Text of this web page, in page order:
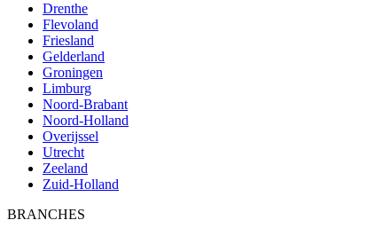
Drenthe
Flevoland
Friesland
Gelderland
Groningen
Limburg
Noord-Brabant
Noord-Holland
Overijssel
Utrecht
Zeeland
Zuid-Holland
BRANCHES